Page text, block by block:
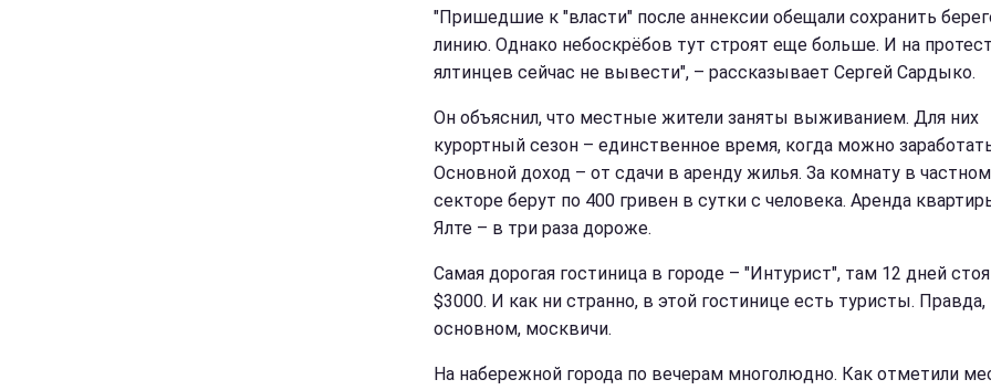
"Пришедшие к "власти" после аннексии обещали сохранить
линию. Однако небоскрёбов тут строят еще больше. И на
ялтинцев сейчас не вывести", – рассказывает Сергей Сардыко.
Он объяснил, что местные жители заняты выживанием. Для них
курортный сезон – единственное время, когда можно
Основной доход – от сдачи в аренду жилья. За комнату в частном
секторе берут по 400 гривен в сутки с человека. Аренда
Ялте – в три раза дороже.
Самая дорогая гостиница в городе – "Интурист", там 12 дней
$3000. И как ни странно, в этой гостинице есть туристы. Правда,
основном, москвичи.
На набережной города по вечерам многолюдно. Как отметили